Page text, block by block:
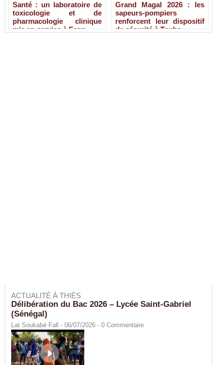
Santé : un laboratoire de
toxicologie et de
pharmacologie clinique
mis en service à Fann
Grand Magal 2026 : les
sapeurs-pompiers
renforcent leur dispositif
de sécurité à Touba
ACTUALITÉ À THIÈS
Délibération du Bac 2026 – Lycée Saint-Gabriel
(Sénégal)
Lat Soukabé Fall - 06/07/2026 - 0 Commentaire